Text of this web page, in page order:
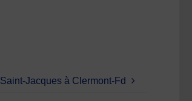
Jacques à Clermont-Fd